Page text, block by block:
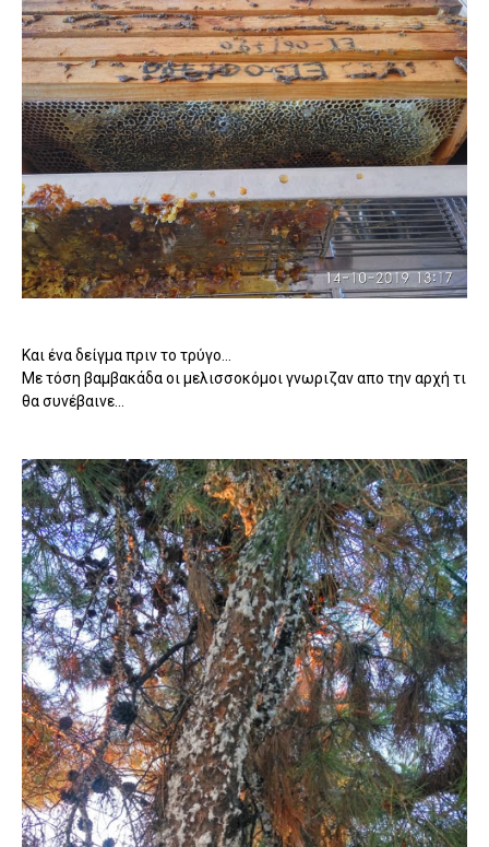
Και ένα δείγμα πριν το τρύγο...
Με τόση βαμβακάδα οι μελισσοκόμοι γνωριζαν απο την αρχή τι
θα συνέβαινε...